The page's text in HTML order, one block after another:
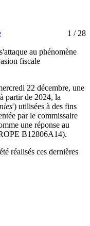
1 / 28
au phénomène
fiscale
22 décembre, une
partir de 2024, la
') utilisées à des fins
par le commissaire
une réponse au
B12806A14).
réalisés ces dernières